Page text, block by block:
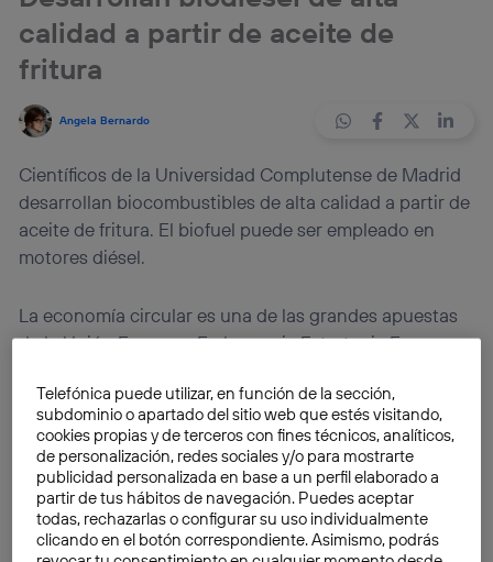
calidad a partir de aceite de
fritura
Angela Bernardo
Científicos de la Universidad Complutense de Madrid
desarrollan biocombustibles de alta calidad a partir de
aceite de fritura. El biofuel puede ser empleado en
motores diésel.
La economía circular es una de las grandes apuestas
de la Unión Europea. En la propia Estrategia Europa
recursos. ¿El objetivo? Reaprovechar, reciclar y
reutilizar materias antes inimaginables, como los
desechos. El aceite de fritura también se encuentra
entre ellos, y el gran desafío es poder transformarlo en
biocombustiblesútiles.
Telefónica puede utilizar, en función de la sección,
subdominio o apartado del sitio web que estés visitando,
cookies propias y de terceros con fines técnicos, analíticos,
de personalización, redes sociales y/o para mostrarte
publicidad personalizada en base a un perfil elaborado a
partir de tus hábitos de navegación. Puedes aceptar
todas, rechazarlas o configurar su uso individualmente
clicando en el botón correspondiente. Asimismo, podrás